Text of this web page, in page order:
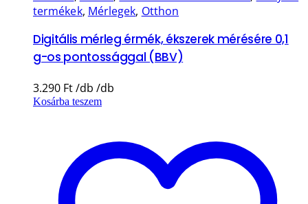
termékek, Mérlegek, Otthon
Digitális mérleg érmék, ékszerek mérésére 0,1
g-os pontossággal (BBV)
3.290 Ft
Kosárba teszem